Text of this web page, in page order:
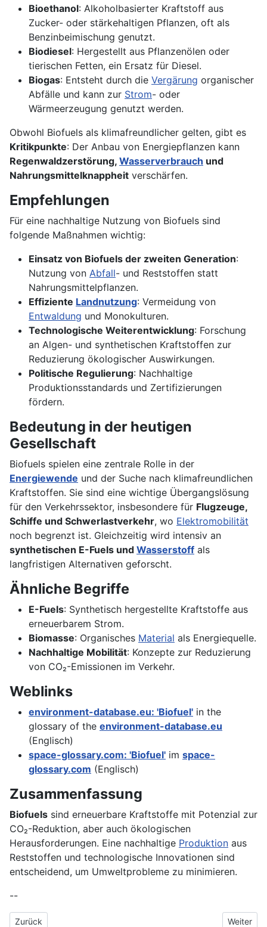
Bioethanol: Alkoholbasierter Kraftstoff aus
Zucker- oder stärkehaltigen Pflanzen, oft als
Benzinbeimischung genutzt.
Biodiesel: Hergestellt aus Pflanzenölen oder
tierischen Fetten, ein Ersatz für Diesel.
Biogas: Entsteht durch die Vergärung organischer
Abfälle und kann zur Strom- oder
Wärmeerzeugung genutzt werden.
Obwohl Biofuels als klimafreundlicher gelten, gibt es
Kritikpunkte: Der Anbau von Energiepflanzen kann
Regenwaldzerstörung, Wasserverbrauch und
Nahrungsmittelknappheit verschärfen.
Empfehlungen
Für eine nachhaltige Nutzung von Biofuels sind
folgende Maßnahmen wichtig:
Einsatz von Biofuels der zweiten Generation:
Nutzung von Abfall- und Reststoffen statt
Nahrungsmittelpflanzen.
Effiziente Landnutzung: Vermeidung von
Entwaldung und Monokulturen.
Technologische Weiterentwicklung: Forschung
an Algen- und synthetischen Kraftstoffen zur
Reduzierung ökologischer Auswirkungen.
Politische Regulierung: Nachhaltige
Produktionsstandards und Zertifizierungen
fördern.
Bedeutung in der heutigen
Gesellschaft
Biofuels spielen eine zentrale Rolle in der
Energiewende und der Suche nach klimafreundlichen
Kraftstoffen. Sie sind eine wichtige Übergangslösung
für den Verkehrssektor, insbesondere für Flugzeuge,
Schiffe und Schwerlastverkehr, wo Elektromobilität
noch begrenzt ist. Gleichzeitig wird intensiv an
synthetischen E-Fuels und Wasserstoff als
langfristigen Alternativen geforscht.
Ähnliche Begriffe
E-Fuels: Synthetisch hergestellte Kraftstoffe aus
erneuerbarem Strom.
Biomasse: Organisches Material als Energiequelle.
Nachhaltige Mobilität: Konzepte zur Reduzierung
von CO₂-Emissionen im Verkehr.
Weblinks
environment-database.eu: 'Biofuel' in the
glossary of the environment-database.eu
(Englisch)
space-glossary.com: 'Biofuel' im space-
glossary.com (Englisch)
Zusammenfassung
Biofuels sind erneuerbare Kraftstoffe mit Potenzial zur
CO₂-Reduktion, aber auch ökologischen
Herausforderungen. Eine nachhaltige Produktion aus
Reststoffen und technologische Innovationen sind
entscheidend, um Umweltprobleme zu minimieren.
--
Vorheriger Beitrag: Biofilter
Zurück Nächster
Weiter